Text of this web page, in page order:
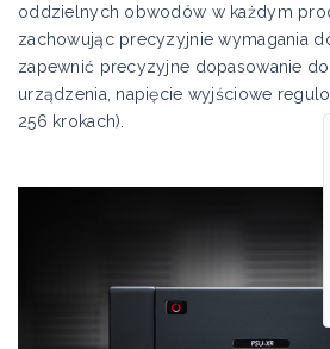
oddzielnych obwodów w każdym
zachowując precyzyjnie wymagania
zapewnić precyzyjne dopasowanie
urządzenia, napięcie wyjściowe
256 krokach).